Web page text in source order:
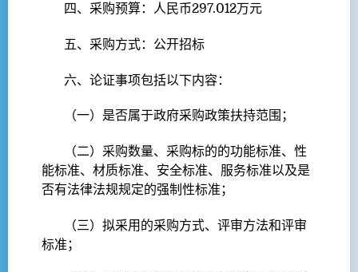
四、采购预算：人民币297.012万元
五、采购方式：公开招标
六、论证事项包括以下内容：
（一）是否属于政府采购政策扶持范围；
（二）采购数量、采购标的的功能标准、性
能标准、材质标准、安全标准、服务标准以及是
否有法律法规规定的强制性标准；
（三）拟采用的采购方式、评审方法和评审
标准；